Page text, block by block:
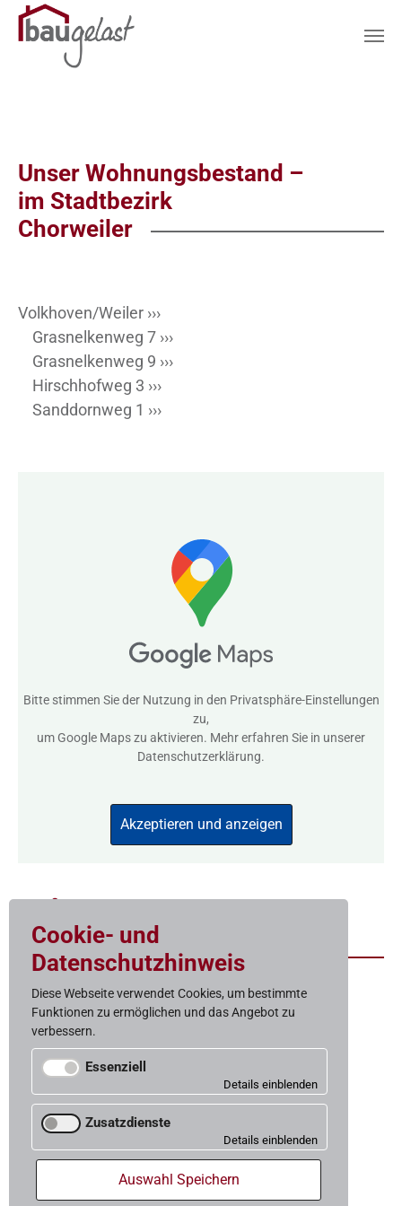
Unser Wohnungsbestand –
im Stadtbezirk
Chorweiler
Volkhoven/Weiler ›››
Grasnelkenweg 7 ›››
Grasnelkenweg 9 ›››
Hirschhofweg 3 ›››
Sanddornweg 1 ›››
Bitte stimmen Sie der Nutzung in den Privatsphäre-Einstellungen
zu,
um Google Maps zu aktivieren. Mehr erfahren Sie in unserer
Datenschutzerklärung.
Akzeptieren und anzeigen
Baugelast
Weißenburgstraße 15
Telefon 0221-973153-0
Telefax 0221-973153-19
Cookie- und
Datenschutzhinweis
Diese Webseite verwendet Cookies, um bestimmte
Funktionen zu ermöglichen und das Angebot zu
verbessern.
Essenziell
Für den Betrieb der Website notwendige Cookies.
Speicherung der Cookie-Auswahl.
Speicherdauer:Dieses Cookie bleibt für
Zusatzdienste
Es werden Drittanbieterdienste von Google Maps
zur Darstellung von zusätzlichen Inhalten
Auswahl Speichern